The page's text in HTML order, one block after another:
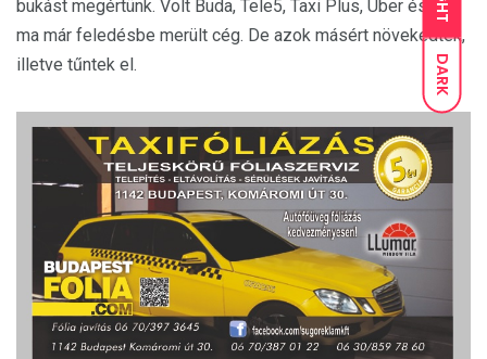
DARK
bukást megértünk. Volt Buda, Tele5, Taxi Plus, Uber és sok
ma már feledésbe merült cég. De azok másért növekedtek,
illetve tűntek el.